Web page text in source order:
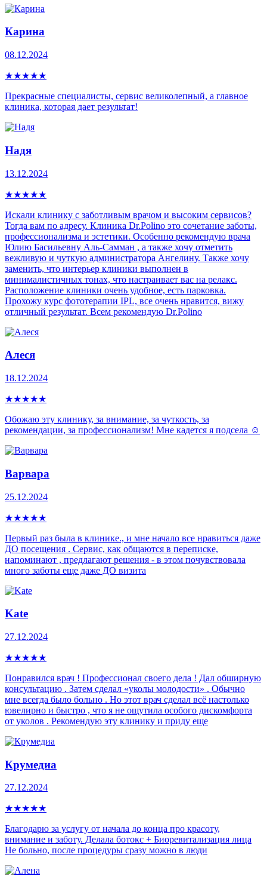
Карина
08.12.2024
★★★★★
Прекрасные специалисты, сервис великолепный, а главное
клиника, которая дает результат!
Надя
13.12.2024
★★★★★
Искали клинику с заботливым врачом и высоким сервисов?
Тогда вам по адресу. Клиника Dr.Polino это сочетание заботы,
профессионализма и эстетики. Особенно рекомендую врача
Юлию Басильевну Аль-Самман , а также хочу отметить
вежливую и чуткую администратора Ангелину. Также хочу
заменить, что интерьер клиники выполнен в
минималистичных тонах, что настраивает вас на релакс.
Расположение клиники очень удобное, есть парковка.
Прохожу курс фототерапии IPL, все очень нравится, вижу
отличный результат. Всем рекомендую Dr.Polino
Алеся
18.12.2024
★★★★★
Обожаю эту клинику, за внимание, за чуткость, за
рекомендации, за профессионализм! Мне кадется я подсела ☺️
Варвара
25.12.2024
★★★★★
Первый раз была в клинике., и мне начало все нравиться даже
ДО посещения . Сервис, как общаются в переписке,
напоминают , предлагают решения - в этом почувствовала
много заботы еще даже ДО визита
Kate
27.12.2024
★★★★★
Понравился врач ! Профессионал своего дела ! Дал обширную
консультацию . Затем сделал «уколы молодости» . Обычно
мне всегда было больно . Но этот врач сделал всё настолько
ювелирно и быстро , что я не ощутила особого дискомфорта
от уколов . Рекомендую эту клинику и приду еще
Крумедиа
27.12.2024
★★★★★
Благодарю за услугу от начала до конца про красоту,
внимание и заботу. Делала ботокс + Биоревитализация лица
Не больно, после процедуры сразу можно в люди